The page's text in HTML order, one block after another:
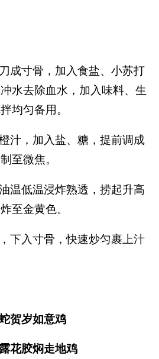
成寸骨，加入食盐、小苏打
水去除血水，加入味料、生
均匀备用。
汁，加入盐、糖，提前调成
至微焦。
温低温浸炸熟透，捞起升高
至金黄色。
下入寸骨，快速炒匀裹上汁
贺岁如意鸡
花胶焖走地鸡